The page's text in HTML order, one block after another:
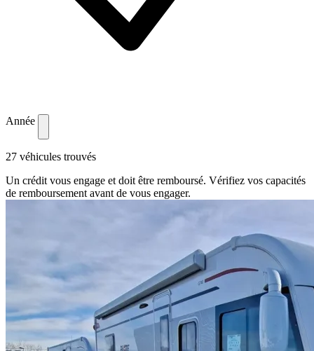
Année
27 véhicules trouvés
Un crédit vous engage et doit être remboursé. Vérifiez vos capacités
de remboursement avant de vous engager.